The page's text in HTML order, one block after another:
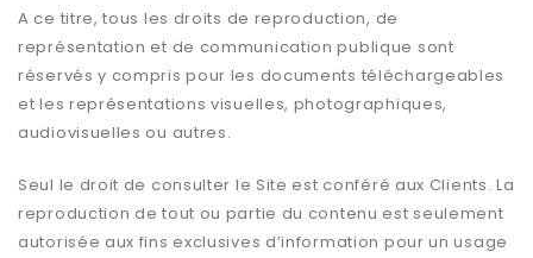
A ce titre, tous les droits de reproduction, de
représentation et de communication publique sont
réservés y compris pour les documents téléchargeables
et les représentations visuelles, photographiques,
audiovisuelles ou autres.
Seul le droit de consulter le Site est conféré aux Clients. La
reproduction de tout ou partie du contenu est seulement
autorisée aux fins exclusives d’information pour un usage